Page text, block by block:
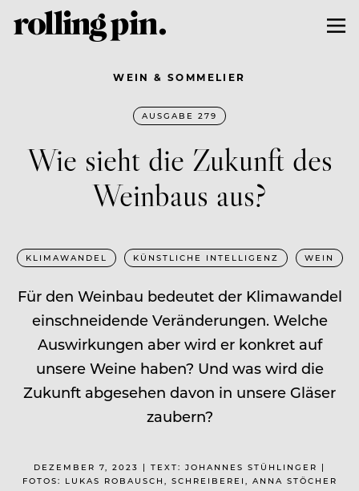
WEIN & SOMMELIER
AUSGABE 279
Wie sieht die Zukunft des
Weinbaus aus?
KLIMAWANDEL KÜNSTLICHE INTELLIGENZ WEIN
Für den Weinbau bedeutet der Klimawandel
einschneidende Veränderungen. Welche
Auswirkungen aber wird er konkret auf
unsere Weine haben? Und was wird die
Zukunft abgesehen davon in unsere Gläser
zaubern?
DEZEMBER 7, 2023 | TEXT: JOHANNES STÜHLINGER |
FOTOS: LUKAS ROBAUSCH, SCHREIBEREI, ANNA STÖCHER